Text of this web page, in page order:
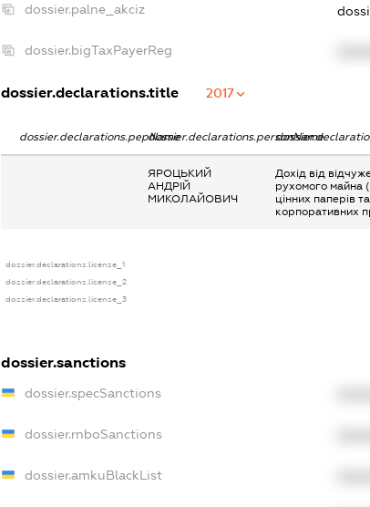
dossier.palne_akciz
dossier.bigTaxPayerReg
dossier.declarations.title 2017
dossier.declarations.pepNamedossier.declarations.personName
ЯРОЦЬКИЙ
АНДРІЙ
МИКОЛАЙОВИЧ
Дохід від
рухомого майна (
цінних паперів та
корпоративних
dossier.declarations.license_1
dossier.declarations.license_2
dossier.declarations.license_3
dossier.sanctions
dossier.specSanctions
dossier.rnboSanctions
dossier.amkuBlackList